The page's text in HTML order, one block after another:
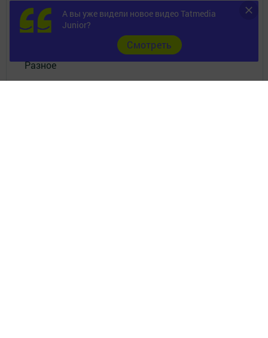
Опросы
Документы
Разное
А вы уже видели новое видео Tatmedia
Junior?
Cмотреть